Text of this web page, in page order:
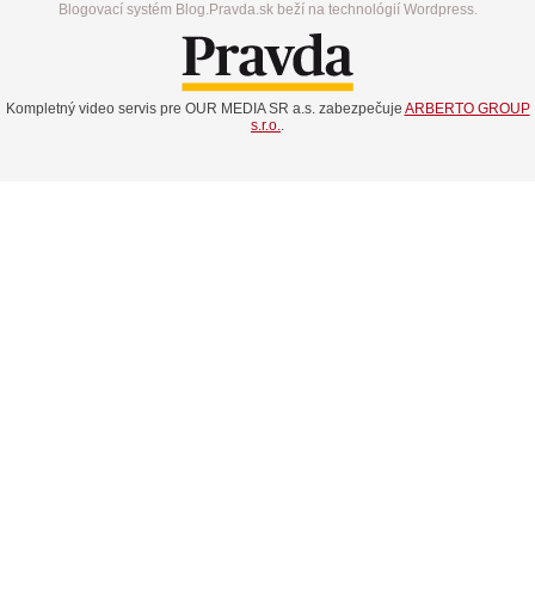
Blogovací systém Blog.Pravda.sk beží na technológií Wordpress.
Kompletný video servis pre OUR MEDIA SR a.s. zabezpečuje ARBERTO GROUP
s.r.o..